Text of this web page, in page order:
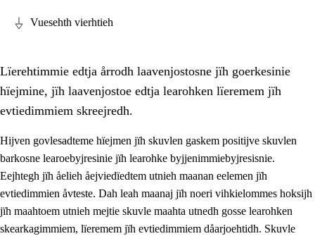
Vuesehth vierhtieh
Lïerehtimmie edtja årrodh laavenjostosne jïh goerkesinie
hïejmine, jïh laavenjostoe edtja learohken lïeremem jïh
evtiedimmiem skreejredh.
Hijven govlesadteme hïejmen jïh skuvlen gaskem positijve skuvlen
barkosne learoebyjresinie jïh learohke byjjenimmiebyjresisnie.
Eejhtegh jïh åelieh åejviedïedtem utnieh maanan eelemen jïh
evtiedimmien åvteste. Dah leah maanaj jïh noeri vihkielommes hoksijh
jïh maahtoem utnieh mejtie skuvle maahta utnedh gosse learohken
skearkagimmiem, lïeremem jïh evtiedimmiem dåarjoehtidh. Skuvle